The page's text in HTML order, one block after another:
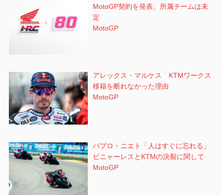
MotoGP契約を発表、所属チームは未
定
MotoGP
アレックス・マルケス KTMワークス
移籍を断れなかった理由
MotoGP
パブロ・ニエト「人はすぐに忘れる」
ビニャーレスとKTMの決裂に関して
MotoGP